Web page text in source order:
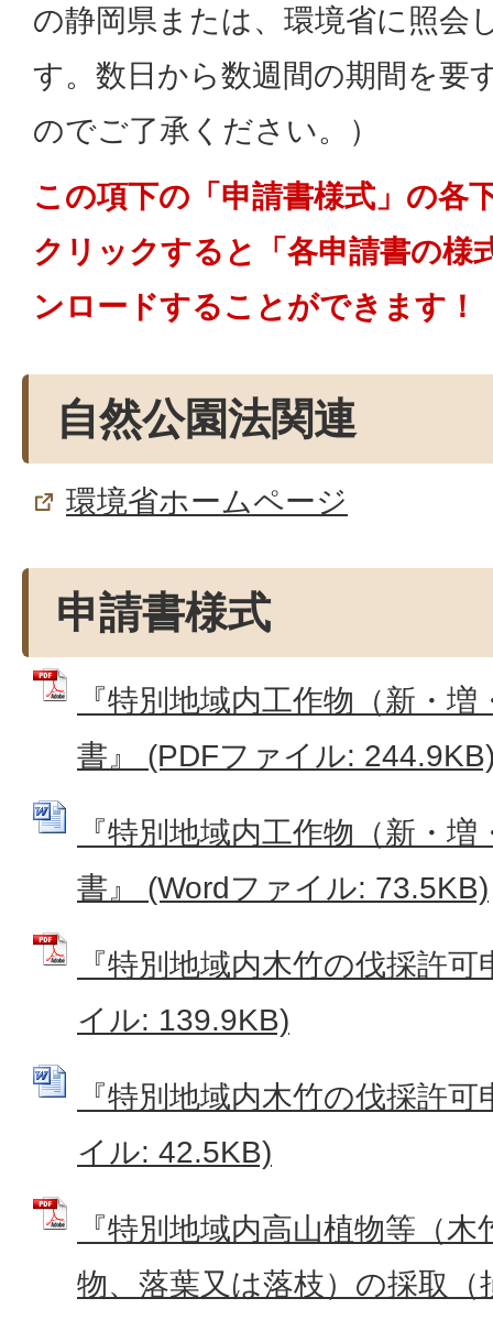
の静岡県または、環境省に照会
す。数日から数週間の期間を要
のでご了承ください。）
この項下の「申請書様式」の各
クリックすると「各申請書の様
ンロードすることができます！
自然公園法関連
環境省ホームページ
申請書様式
『特別地域内工作物（新・
書』 (PDFファイル:
『特別地域内工作物（新・
書』 (Wordファイル: 73.5KB)
『特別地域内木竹の伐採許
イル: 139.9KB)
『特別地域内木竹の伐採許
イル: 42.5KB)
『特別地域内高山植物等（
物、落葉又は落枝）の採取（